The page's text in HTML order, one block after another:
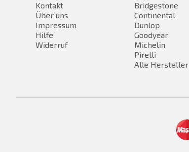
Kontakt
Über uns
Impressum
Hilfe
Widerruf
Bridgestone
Continental
Dunlop
Goodyear
Michelin
Pirelli
Alle Hersteller